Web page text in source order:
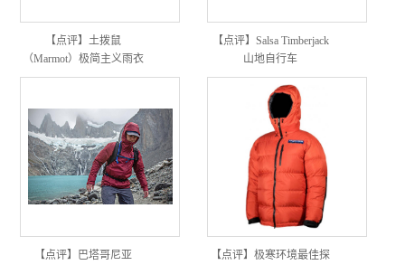
【点评】土拨鼠
（Marmot）极简主义雨衣
评测
【点评】Salsa Timberjack
山地自行车
【点评】巴塔哥尼亚
【点评】极寒环境最佳探